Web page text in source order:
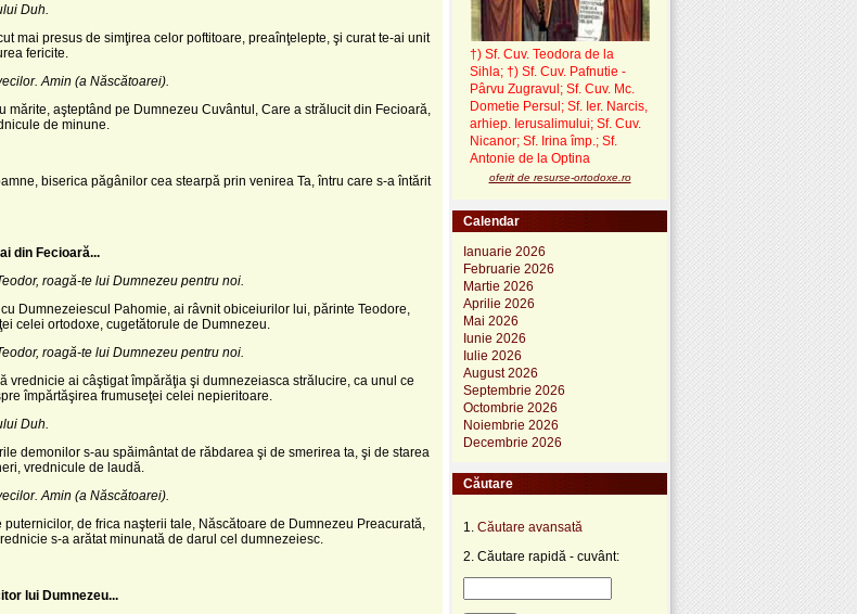
Duh.
mai presus de simţirea celor poftitoare, preaînţelepte, şi curat te-ai unit
fericite.
Amin (a Născătoarei).
mărite, aşteptând pe Dumnezeu Cuvântul, Care a strălucit din Fecioară,
de minune.
biserica păgânilor cea stearpă prin venirea Ta, întru care s-a întărit
din Fecioară...
roagă-te lui Dumnezeu pentru noi.
Dumnezeiescul Pahomie, ai râvnit obiceiurilor lui, părinte Teodore,
celei ortodoxe, cugetătorule de Dumnezeu.
roagă-te lui Dumnezeu pentru noi.
vrednicie ai câştigat împărăţia şi dumnezeiasca strălucire, ca unul ce
împărtăşirea frumuseţei celei nepieritoare.
Duh.
demonilor s-au spăimântat de răbdarea şi de smerirea ta, şi de starea
vrednicule de laudă.
Amin (a Născătoarei).
de frica naşterii tale, Născătoare de Dumnezeu Preacurată,
s-a arătat minunată de darul cel dumnezeiesc.
lui Dumnezeu...
†) Sf. Cuv. Teodora de la
Sihla; †) Sf. Cuv. Pafnutie -
Pârvu Zugravul ; Sf. Cuv. Mc.
Dometie Persul; Sf. Ier. Narcis,
arhiep. Ierusalimului; Sf. Cuv.
Nicanor; Sf. Irina împ.; Sf.
Antonie de la Optina
oferit de resurse-ortodoxe.ro
Calendar
Ianuarie 2026
Februarie 2026
Martie 2026
Aprilie 2026
Mai 2026
Iunie 2026
Iulie 2026
August 2026
Septembrie 2026
Octombrie 2026
Noiembrie 2026
Decembrie 2026
Căutare
1. Căutare avansată
2. Căutare rapidă - cuvânt: